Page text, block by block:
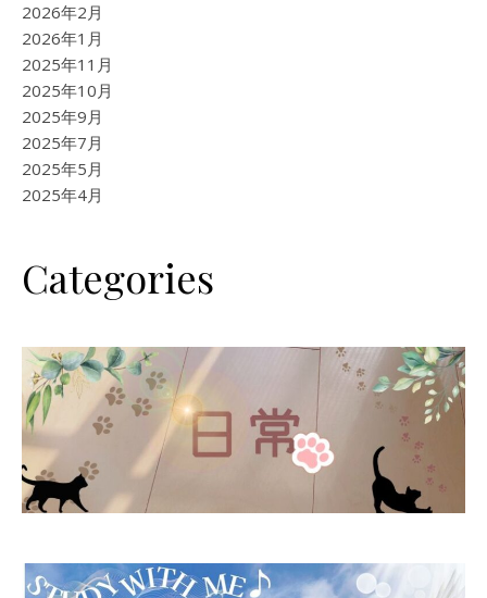
2026年2月
2026年1月
2025年11月
2025年10月
2025年9月
2025年7月
2025年5月
2025年4月
Categories